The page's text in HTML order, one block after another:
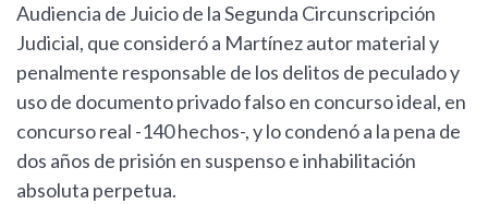
Audiencia de Juicio de la Segunda Circunscripción
Judicial, que consideró a Martínez autor material y
penalmente responsable de los delitos de peculado y
uso de documento privado falso en concurso ideal, en
concurso real -140 hechos-, y lo condenó a la pena de
dos años de prisión en suspenso e inhabilitación
absoluta perpetua.